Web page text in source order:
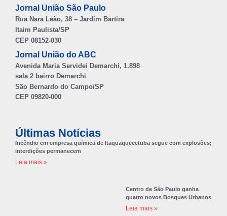
Jornal União São Paulo
Rua Nara Leão, 38 – Jardim Bartira
Itaim Paulista/SP
CEP 08152-030
Jornal União do ABC
Avenida Maria Servidei Demarchi, 1.898
sala 2 bairro Demarchi
São Bernardo do Campo/SP
CEP 09820-000
Últimas Notícias
Incêndio em empresa química de Itaquaquecetuba segue com explosões;
interdições permanecem
Leia mais »
Centro de São Paulo ganha
quatro novos Bosques Urbanos
Leia mais »